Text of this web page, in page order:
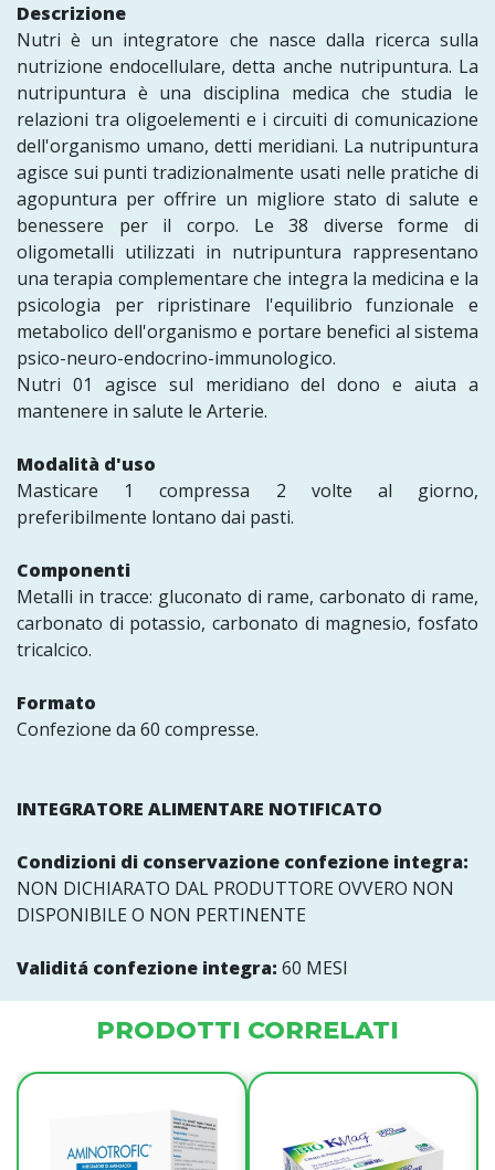
Descrizione
Nutri è un integratore che nasce dalla ricerca sulla
nutrizione endocellulare, detta anche nutripuntura. La
nutripuntura è una disciplina medica che studia le
relazioni tra oligoelementi e i circuiti di comunicazione
dell'organismo umano, detti meridiani. La nutripuntura
agisce sui punti tradizionalmente usati nelle pratiche di
agopuntura per offrire un migliore stato di salute e
benessere per il corpo. Le 38 diverse forme di
oligometalli utilizzati in nutripuntura rappresentano
una terapia complementare che integra la medicina e la
psicologia per ripristinare l'equilibrio funzionale e
metabolico dell'organismo e portare benefici al sistema
psico-neuro-endocrino-immunologico.
Nutri 01 agisce sul meridiano del dono e aiuta a
mantenere in salute le Arterie.
Modalità d'uso
Masticare 1 compressa 2 volte al giorno,
preferibilmente lontano dai pasti.
Componenti
Metalli in tracce: gluconato di rame, carbonato di rame,
carbonato di potassio, carbonato di magnesio, fosfato
tricalcico.
Formato
Confezione da 60 compresse.
INTEGRATORE ALIMENTARE NOTIFICATO
Condizioni di conservazione confezione integra:
NON DICHIARATO DAL PRODUTTORE OVVERO NON
DISPONIBILE O NON PERTINENTE
Validitá confezione integra: 60 MESI
PRODOTTI CORRELATI